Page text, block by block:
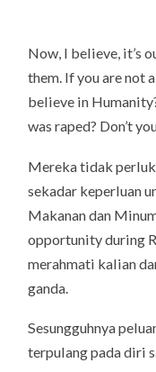
Now, I believe, it’s
them. If you are not
believe in
was raped? Don’t
Mereka tidak
sekadar keperluan
Makanan dan
opportunity during
merahmati kalian
ganda.
Sesungguhnya
terpulang pada diri